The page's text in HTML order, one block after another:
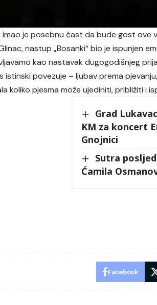
imao je posebnu čast da bude gost ove
nastup „Bosanki“ bio je ispunjen
kao nastavak dugogodišnjeg
povezuje – ljubav prema
koliko pjesma može ujediniti, približiti i
Grad
KM za koncert
Gnojnici
Sutra
Ćamila
Facebook